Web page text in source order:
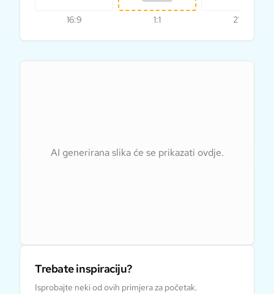
16:9 1:1 21:9
AI generirana slika će se prikazati ovdje.
Trebate inspiraciju?
Isprobajte neki od ovih primjera za početak.